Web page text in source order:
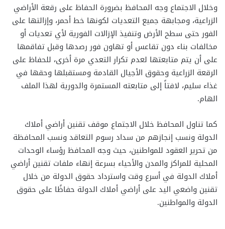
وخلال الاجتماع وجه المحافظ بضرورة الحفاظ على رقعة الأراضي
الزراعية، ومجابهة جميع التعديات لكونها خط أحمر، وإزالتها على
الفور حتى سطح الأرض وتنفيذ الإزالات الفورية لأي تعديات أو
مخالفات بناء دون تقاعس أو تهاون فور رصدها وقبل تفاقمها
على أن يتم متابعتها لعدم تكرار التعدي مرة أخرى، للحفاظ على
الرقعة الزراعية وحقوق الأجيال القادمة ومستقبلها وحقها في
غذاء سليم، لافتاً إلى متابعته المستمرة والدورية لهذا الملف
الهام.
كما تناول المحافظ خلال الاجتماع موقف تقنين أراضي أملاك
الدولة ونسب إنجازهم من سداد رسوم التعاقد ونسب المحافظة
من تحرير العقود للمواطنين، حيث وجه المحافظ رؤساء الوحدات
المحلية للمراكز والمدن والأحياء بسرعة إنهاء ملفات تقنين أراضي
أملاك الدولة في أسرع وقت واسترداد حقوق الدولة من خلال
تقنين واضعي اليد على أراضي أملاك الدولة حفاظًا على حقوق
الدولة والمواطنين.